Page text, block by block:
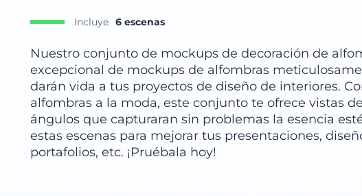
Incluye 6 escenas
Nuestro conjunto de mockups de decoración de
excepcional de mockups de alfombras
darán vida a tus proyectos de diseño de interiores.
alfombras a la moda, este conjunto te ofrece vistas
ángulos que capturaran sin problemas la esencia
estas escenas para mejorar tus presentaciones,
portafolios, etc. ¡Pruébala hoy!